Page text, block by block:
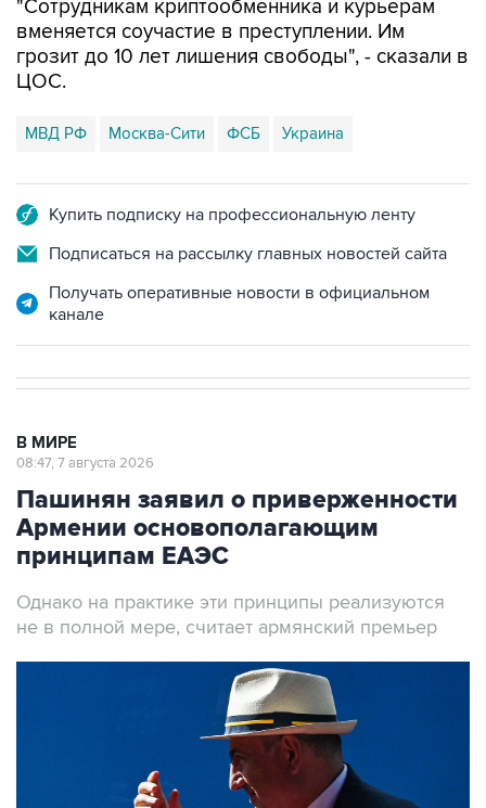
"Сотрудникам криптообменника и курьерам
вменяется соучастие в преступлении. Им
грозит до 10 лет лишения свободы", - сказали в
ЦОС.
МВД РФ Москва-Сити ФСБ Украина
Купить подписку на профессиональную ленту
Подписаться на рассылку главных новостей сайта
Получать оперативные новости в официальном
канале
В МИРЕ
08:47, 7 августа 2026
Пашинян заявил о приверженности
Армении основополагающим
принципам ЕАЭС
Однако на практике эти принципы реализуются
не в полной мере, считает армянский премьер